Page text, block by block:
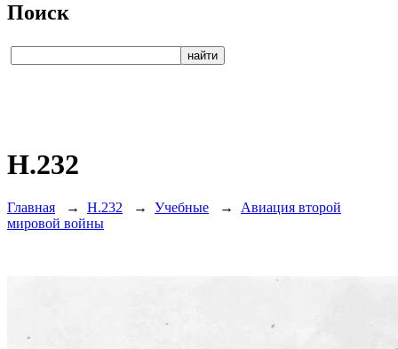
Поиск
H.232
Главная → H.232 → Учебные → Авиация второй
мировой войны